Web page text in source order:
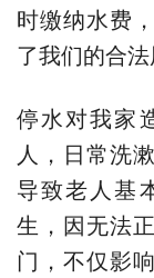
时缴纳水费
了我们的合法
停水对我家
人，日常洗
导致老人基
生，因无法
门，不仅影